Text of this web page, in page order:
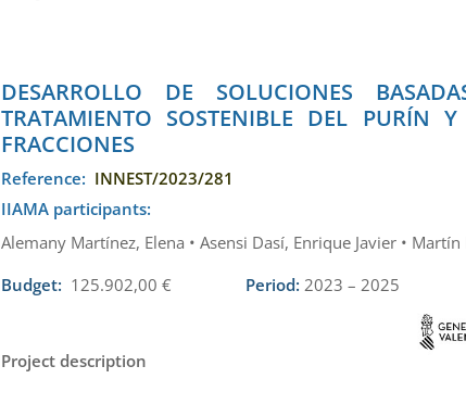
DESARROLLO DE SOLUCIONES
TRATAMIENTO SOSTENIBLE DEL PURÍN
FRACCIONES
Reference: INNEST/2023/281
IIAMA participants:
Alemany Martínez, Elena • Asensi Dasí, Enrique Javier •
Budget: 125.902,00 € Period: 2023 – 2025
Project description